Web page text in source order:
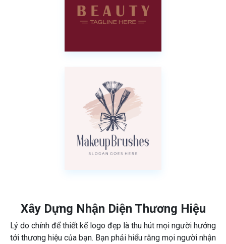
Xây Dựng Nhận Diện Thương Hiệu
Lý do chính để thiết kế logo đẹp là thu hút mọi người hướng
tới thương hiệu của bạn. Bạn phải hiểu rằng mọi người nhận